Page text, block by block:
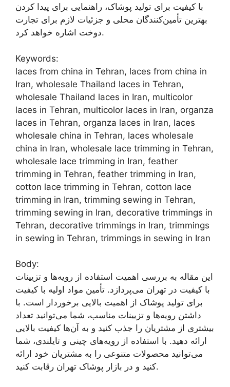
با کیفیت برای تولید پوشاک، راهنمایی برای پیدا کردن
بهترین تأمین‌کنندگان محلی و جزئیات لازم برای تجارت
دوخت اشاره خواهد کرد.
Keywords:
laces from china in Tehran, laces from china in
Iran, wholesale Thailand laces in Tehran,
wholesale Thailand laces in Iran, multicolor
laces in Tehran, multicolor laces in Iran, organza
laces in Tehran, organza laces in Iran, laces
wholesale china in Tehran, laces wholesale
china in Iran, wholesale lace trimming in Tehran,
wholesale lace trimming in Iran, feather
trimming in Tehran, feather trimming in Iran,
cotton lace trimming in Tehran, cotton lace
trimming in Iran, trimming sewing in Tehran,
trimming sewing in Iran, decorative trimmings in
Tehran, decorative trimmings in Iran, trimmings
in sewing in Tehran, trimmings in sewing in Iran
Body:
این مقاله به بررسی اهمیت استفاده از رویه‌ها و تزیینات
با کیفیت در تهران می‌پردازد. تأمین مواد اولیه با کیفیت
برای تولید پوشاک از اهمیت بالایی برخوردار است. با
داشتن رویه‌ها و تزیینات مناسب، شما می‌توانید تعداد
بیشتری از مشتریان را جذب کنید و به آن‌ها کیفیت بالایی
ارائه دهید. با استفاده از رویه‌های چینی و تایلندی، شما
می‌توانید محصولات متنوعی را به مشتریان خود ارائه
کنید و در بازار پوشاک تهران رقابت کنید.